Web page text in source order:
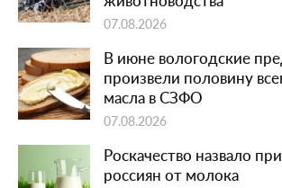
07.08.2026
В июне вологодские
произвели половину
масла в СЗФО
07.08.2026
Роскачество назвало
россиян от молока